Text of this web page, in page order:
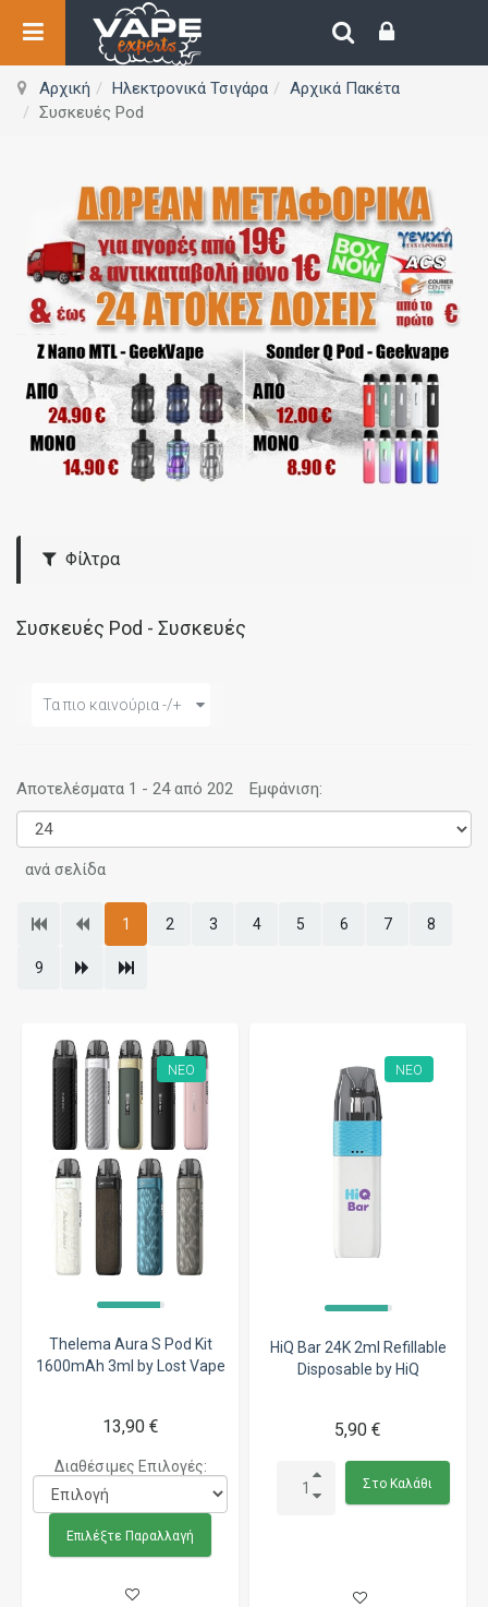
Αρχική Ηλεκτρονικά Τσιγάρα
Αρχικά Πακέτα
Συσκευές Pod
Φίλτρα
Συσκευές Pod - Συσκευές
Τα πιο καινούρια -/+
Αποτελέσματα 1 - 24 από 202 Εμφάνιση:
ανά σελίδα
1 2 3 4 5 6 7 8
9
ΝΈΟ
Thelema Aura S Pod Kit
1600mAh 3ml by Lost Vape
13,90 €
Διαθέσιμες Επιλογές:
Επιλέξτε Παραλλαγή
ΝΈΟ
HiQ Bar 24K 2ml Refillable
Disposable by HiQ
5,90 €
Στο Καλάθι